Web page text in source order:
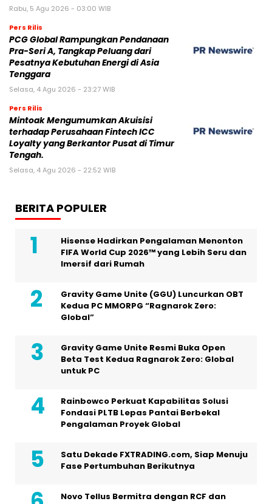
Rabu, 5 Agu 2026 - 03:00 WIB
Pers Rilis
PCG Global Rampungkan Pendanaan
Pra-Seri A, Tangkap Peluang dari
Pesatnya Kebutuhan Energi di Asia
Tenggara
Selasa, 4 Agu 2026 - 23:27 WIB
Pers Rilis
Mintoak Mengumumkan Akuisisi
terhadap Perusahaan Fintech ICC
Loyalty yang Berkantor Pusat di Timur
Tengah.
Selasa, 4 Agu 2026 - 22:52 WIB
BERITA POPULER
Hisense Hadirkan Pengalaman Menonton
FIFA World Cup 2026™ yang Lebih Seru dan
Imersif dari Rumah
Gravity Game Unite (GGU) Luncurkan OBT
Kedua PC MMORPG “Ragnarok Zero:
Global”
Gravity Game Unite Resmi Buka Open
Beta Test Kedua Ragnarok Zero: Global
untuk PC
Rainbowco Perkuat Kapabilitas Solusi
Fondasi PLTB Lepas Pantai Berbekal
Pengalaman Proyek Global
Satu Dekade FXTRADING.com, Siap Menuju
Fase Pertumbuhan Berikutnya
Novo Tellus Bermitra dengan RCF dan